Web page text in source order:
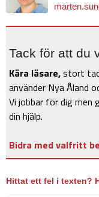
Tack för att du
Kära läsare,stort
använder Nya Åland
Vi jobbar för dig men
din hjälp.
Bidra med valfritt
Hittat ett fel i texten?